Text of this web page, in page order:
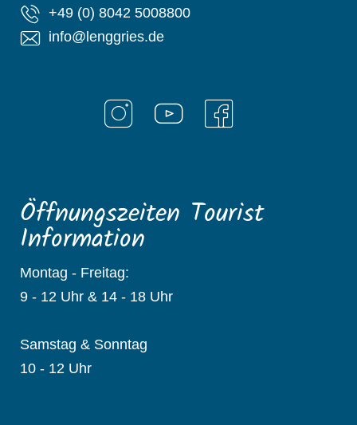
+49 (0) 8042 5008800
info@lenggries.de
Öffnungszeiten Tourist
Information
Montag - Freitag:
9 - 12 Uhr & 14 - 18 Uhr
Samstag & Sonntag
10 - 12 Uhr